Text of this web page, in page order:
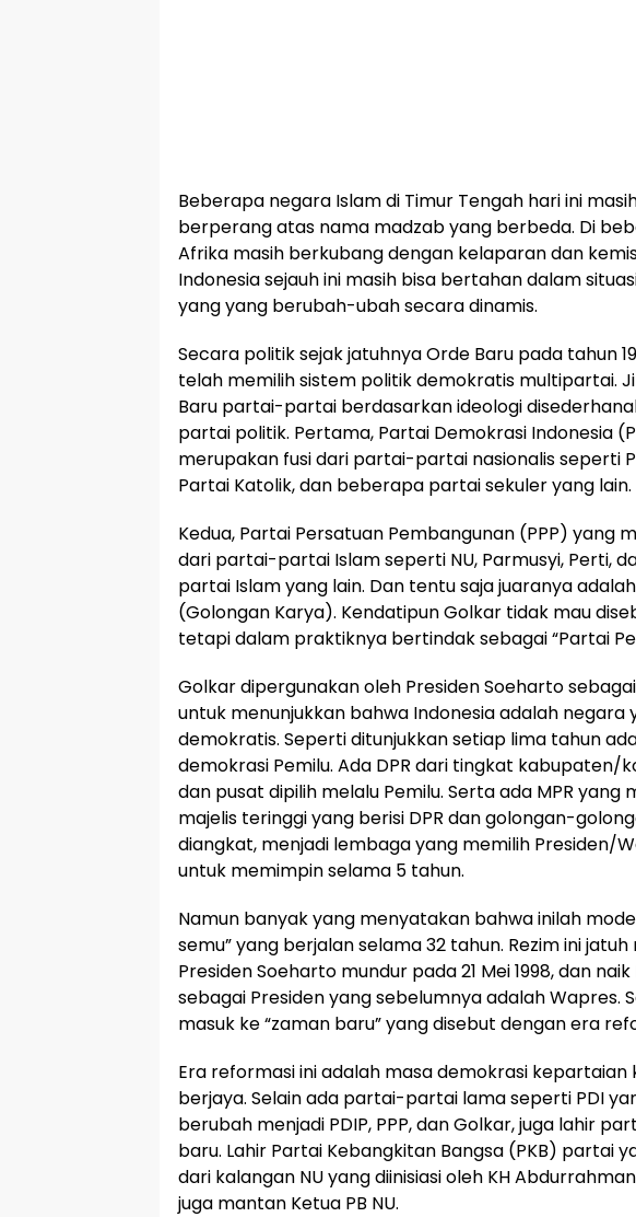
Beberapa negara Islam di Timur Tengah hari ini
berperang atas nama madzab yang berbeda. Di
Afrika masih berkubang dengan kelaparan dan
Indonesia sejauh ini masih bisa bertahan dalam
yang yang berubah-ubah secara dinamis.
Secara politik sejak jatuhnya Orde Baru pada tahun
telah memilih sistem politik demokratis multipartai.
Baru partai-partai berdasarkan ideologi
partai politik. Pertama, Partai Demokrasi Indonesia
merupakan fusi dari partai-partai nasionalis seperti
Partai Katolik, dan beberapa partai sekuler yang lain.
Kedua, Partai Persatuan Pembangunan (PPP) yang
dari partai-partai Islam seperti NU, Parmusyi, Perti,
partai Islam yang lain. Dan tentu saja juaranya
(Golongan Karya). Kendatipun Golkar tidak mau
tetapi dalam praktiknya bertindak sebagai “Partai
Golkar dipergunakan oleh Presiden Soeharto
untuk menunjukkan bahwa Indonesia adalah negara
demokratis. Seperti ditunjukkan setiap lima tahun
demokrasi Pemilu. Ada DPR dari tingkat kabupaten/
dan pusat dipilih melalu Pemilu. Serta ada MPR yang
majelis teringgi yang berisi DPR dan golongan-
diangkat, menjadi lembaga yang memilih Presiden/
untuk memimpin selama 5 tahun.
Namun banyak yang menyatakan bahwa inilah
semu” yang berjalan selama 32 tahun. Rezim ini
Presiden Soeharto mundur pada 21 Mei 1998, dan naik
sebagai Presiden yang sebelumnya adalah Wapres.
masuk ke “zaman baru” yang disebut dengan era
Era reformasi ini adalah masa demokrasi kepartaian
berjaya. Selain ada partai-partai lama seperti PDI
berubah menjadi PDIP, PPP, dan Golkar, juga lahir
baru. Lahir Partai Kebangkitan Bangsa (PKB) partai
dari kalangan NU yang diinisiasi oleh KH
juga mantan Ketua PB NU.